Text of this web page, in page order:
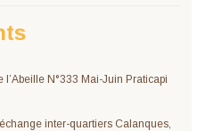
l’Abeille N°333 Mai-Juin Praticapi
inter-quartiers Calanques,